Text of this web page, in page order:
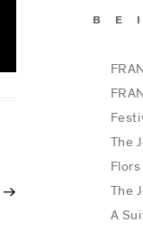
→
The
The
A